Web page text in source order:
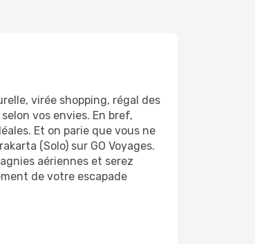
virée shopping, régal des
vos envies. En bref,
Et on parie que vous ne
(Solo) sur GO Voyages.
aériennes et serez
de votre escapade